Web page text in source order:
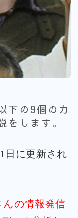
下の9個のカ
をします。
日に更新され
の情報発信